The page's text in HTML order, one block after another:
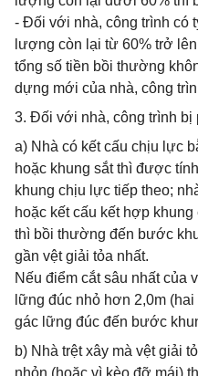
- Đối với nhà, công trình có
lượng còn lại từ 60% trở
tổng số tiền bồi thường
dựng mới của nhà, công
3. Đối với nhà, công trình bị
a) Nhà có kết cấu chịu lực
hoặc khung sắt thì được
khung chịu lực tiếp theo;
hoặc kết cấu kết hợp
thì bồi thường đến bước
gần vệt giải tỏa nhất.
Nếu điểm cắt sâu nhất của
lững đúc nhỏ hơn 2,0m
gác lững đúc đến bước
b) Nhà trệt xây mà vệt giải
nhỏn (hoặc vì kèo đỡ mái)